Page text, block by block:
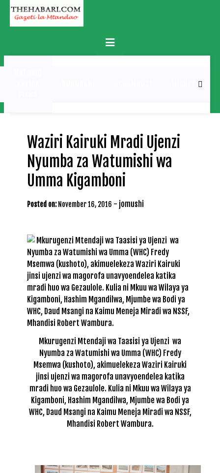
Skip
content
Primary
Menu
MICHEZO
Waziri Kairuki Mradi Ujenzi
Nyumba za Watumishi wa
Umma Kigamboni
Posted on: November 16, 2016 - jomushi
Mkurugenzi Mtendaji wa Taasisi ya Ujenzi wa
Nyumba za Watumishi wa Umma (WHC) Fredy
Msemwa (kushoto), akimuelekeza Waziri Kairuki
jinsi ujenzi wa magorofa unavyoendelea katika
mradi huo wa Gezaulole. Kulia ni Mkuu wa Wilaya ya
Kigamboni, Hashim Mgandilwa, Mjumbe wa Bodi ya
WHC, Daud Msangi na Kaimu Meneja Miradi wa NSSF,
Mhandisi Robert Wambura.